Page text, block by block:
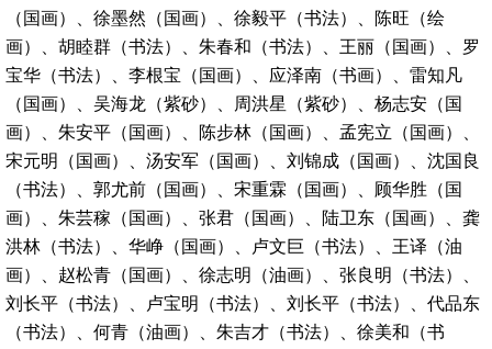
（国画）、徐墨然（国画）、徐毅平（书法）、陈旺（绘
画）、胡睦群（书法）、朱春和（书法）、王丽（国画）、罗
宝华（书法）、李根宝（国画）、应泽南（书画）、雷知凡
（国画）、吴海龙（紫砂）、周洪星（紫砂）、杨志安（国
画）、朱安平（国画）、陈步林（国画）、孟宪立（国画）、
宋元明（国画）、汤安军（国画）、刘锦成（国画）、沈国良
（书法）、郭尤前（国画）、宋重霖（国画）、顾华胜（国
画）、朱芸稼（国画）、张君（国画）、陆卫东（国画）、龚
洪林（书法）、华峥（国画）、卢文巨（书法）、王译（油
画）、赵松青（国画）、徐志明（油画）、张良明（书法）、
刘长平（书法）、卢宝明（书法）、刘长平（书法）、代品东
（书法）、何青（油画）、朱吉才（书法）、徐美和（书